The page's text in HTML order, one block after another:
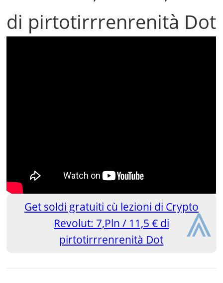
di pirtotirrrenrenità Dot
Get soldi gratuiti cù lezioni di Crypto
Revolut: 7,Pln / 11,5 € di
pirtotirrrenrenità Dot
⩓